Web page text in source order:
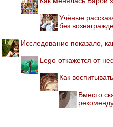
Учёные
без
Исследование показало,
Lego откажется от
Как
Вместо